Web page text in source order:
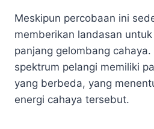
Meskipun percobaan ini
memberikan landasan
panjang gelombang
spektrum pelangi memiliki
yang berbeda, yang
energi cahaya tersebut.